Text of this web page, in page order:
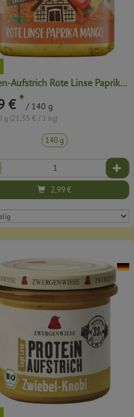
Linsen-Aufstrich Rote Linse Paprika Mango
€ * / 140 g
g (21,35 € / 1 kg)
140 g
2,99€